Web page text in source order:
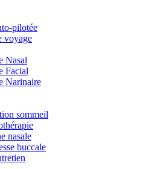
pilotée
voyage
Nasal
Facial
Narinaire
sommeil
nasale
buccale